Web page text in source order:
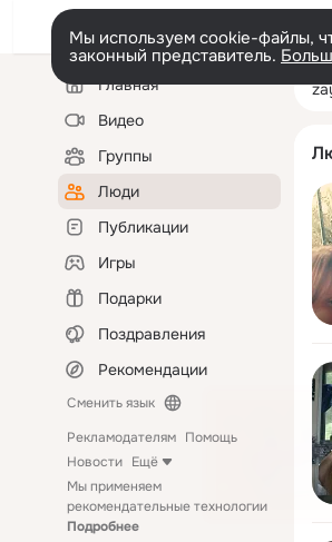
Мы используем cookie-файлы,
законный представитель.
Левая
колонкаГлавная
Видео
Группы
Люди
Публикации
Игры
Подарки
Поздравления
Рекомендации
Сменить язык
Рекламодателям Помощь
Новости Ещё
Мы применяем
рекомендательные технологии
Подробнее